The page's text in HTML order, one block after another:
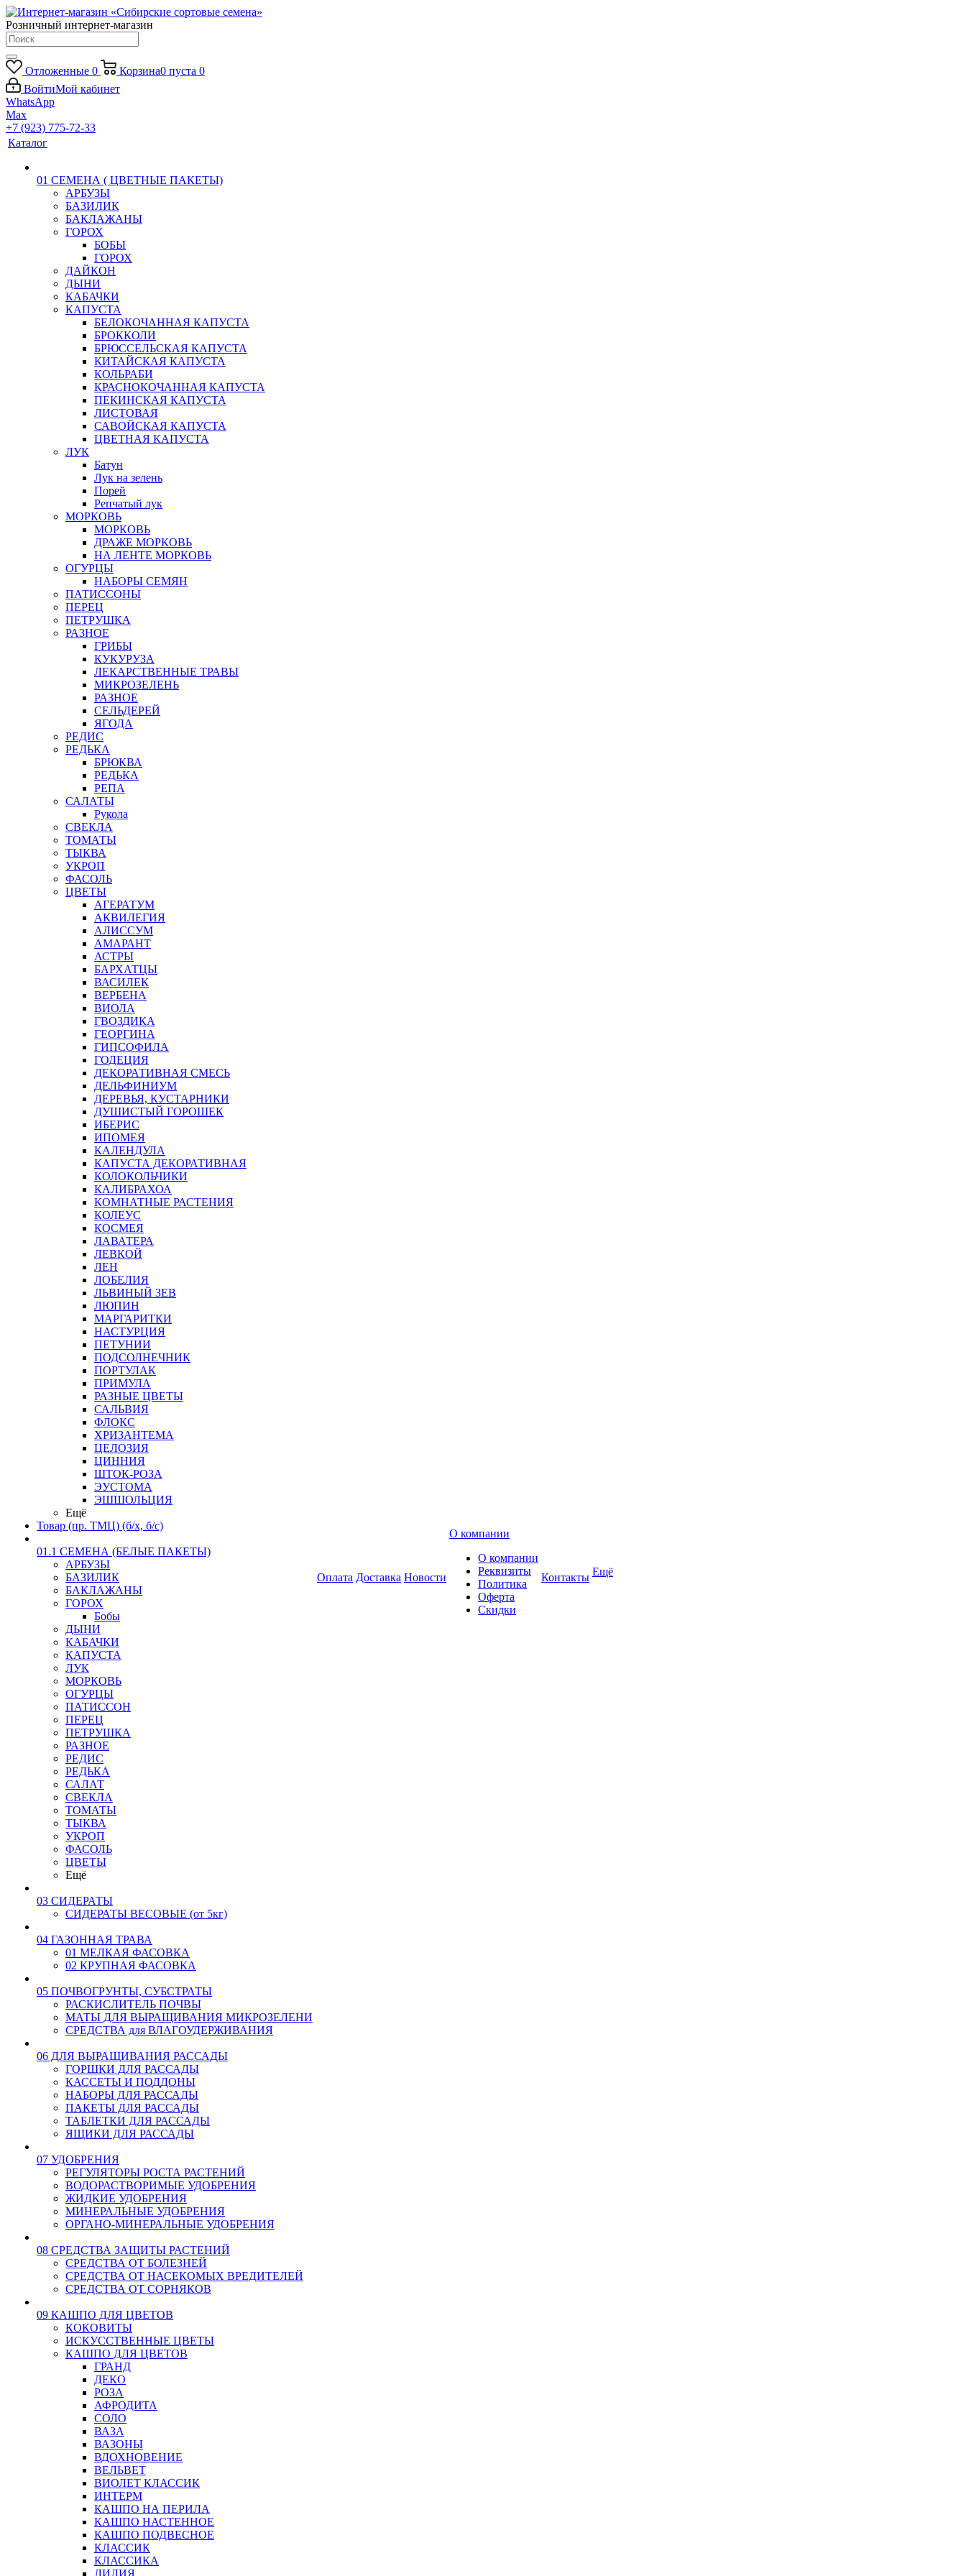
Розничный интернет-магазин
Отложенные 0 Корзина0 пуста 0
ВойтиМой кабинет
WhatsApp
Max
+7 (923) 775-72-33
Каталог
01 СЕМЕНА ( ЦВЕТНЫЕ ПАКЕТЫ)
АРБУЗЫ
БАЗИЛИК
БАКЛАЖАНЫ
ГОРОХ
БОБЫ
ГОРОХ
ДАЙКОН
ДЫНИ
КАБАЧКИ
КАПУСТА
БЕЛОКОЧАННАЯ КАПУСТА
БРОККОЛИ
БРЮССЕЛЬСКАЯ КАПУСТА
КИТАЙСКАЯ КАПУСТА
КОЛЬРАБИ
КРАСНОКОЧАННАЯ КАПУСТА
ПЕКИНСКАЯ КАПУСТА
ЛИСТОВАЯ
САВОЙСКАЯ КАПУСТА
ЦВЕТНАЯ КАПУСТА
ЛУК
Батун
Лук на зелень
Порей
Репчатый лук
МОРКОВЬ
МОРКОВЬ
ДРАЖЕ МОРКОВЬ
НА ЛЕНТЕ МОРКОВЬ
ОГУРЦЫ
НАБОРЫ СЕМЯН
ПАТИССОНЫ
ПЕРЕЦ
ПЕТРУШКА
РАЗНОЕ
ГРИБЫ
КУКУРУЗА
ЛЕКАРСТВЕННЫЕ ТРАВЫ
МИКРОЗЕЛЕНЬ
РАЗНОЕ
СЕЛЬДЕРЕЙ
ЯГОДА
РЕДИС
РЕДЬКА
БРЮКВА
РЕДЬКА
РЕПА
САЛАТЫ
Рукола
СВЕКЛА
ТОМАТЫ
ТЫКВА
УКРОП
ФАСОЛЬ
ЦВЕТЫ
АГЕРАТУМ
АКВИЛЕГИЯ
АЛИССУМ
АМАРАНТ
АСТРЫ
БАРХАТЦЫ
ВАСИЛЕК
ВЕРБЕНА
ВИОЛА
ГВОЗДИКА
ГЕОРГИНА
ГИПСОФИЛА
ГОДЕЦИЯ
ДЕКОРАТИВНАЯ СМЕСЬ
ДЕЛЬФИНИУМ
ДЕРЕВЬЯ, КУСТАРНИКИ
ДУШИСТЫЙ ГОРОШЕК
ИБЕРИС
ИПОМЕЯ
КАЛЕНДУЛА
КАПУСТА ДЕКОРАТИВНАЯ
КОЛОКОЛЬЧИКИ
КАЛИБРАХОА
КОМНАТНЫЕ РАСТЕНИЯ
КОЛЕУС
КОСМЕЯ
ЛАВАТЕРА
ЛЕВКОЙ
ЛЕН
ЛОБЕЛИЯ
ЛЬВИНЫЙ ЗЕВ
ЛЮПИН
МАРГАРИТКИ
НАСТУРЦИЯ
ПЕТУНИИ
ПОДСОЛНЕЧНИК
ПОРТУЛАК
ПРИМУЛА
РАЗНЫЕ ЦВЕТЫ
САЛЬВИЯ
ФЛОКС
ХРИЗАНТЕМА
ЦЕЛОЗИЯ
ЦИННИЯ
ШТОК-РОЗА
ЭУСТОМА
ЭШШОЛЬЦИЯ
Ещё
Товар (пр. ТМЦ) (б/х, б/с)
01.1 СЕМЕНА (БЕЛЫЕ ПАКЕТЫ)
АРБУЗЫ
БАЗИЛИК
БАКЛАЖАНЫ
ГОРОХ
Бобы
ДЫНИ
КАБАЧКИ
КАПУСТА
ЛУК
МОРКОВЬ
ОГУРЦЫ
ПАТИССОН
ПЕРЕЦ
ПЕТРУШКА
РАЗНОЕ
РЕДИС
РЕДЬКА
САЛАТ
СВЕКЛА
ТОМАТЫ
ТЫКВА
УКРОП
ФАСОЛЬ
ЦВЕТЫ
Ещё
03 СИДЕРАТЫ
СИДЕРАТЫ ВЕСОВЫЕ (от 5кг)
04 ГАЗОННАЯ ТРАВА
01 МЕЛКАЯ ФАСОВКА
02 КРУПНАЯ ФАСОВКА
05 ПОЧВОГРУНТЫ, СУБСТРАТЫ
РАСКИСЛИТЕЛЬ ПОЧВЫ
МАТЫ ДЛЯ ВЫРАЩИВАНИЯ МИКРОЗЕЛЕНИ
СРЕДСТВА для ВЛАГОУДЕРЖИВАНИЯ
06 ДЛЯ ВЫРАЩИВАНИЯ РАССАДЫ
ГОРШКИ ДЛЯ РАССАДЫ
КАССЕТЫ И ПОДДОНЫ
НАБОРЫ ДЛЯ РАССАДЫ
ПАКЕТЫ ДЛЯ РАССАДЫ
ТАБЛЕТКИ ДЛЯ РАССАДЫ
ЯЩИКИ ДЛЯ РАССАДЫ
07 УДОБРЕНИЯ
РЕГУЛЯТОРЫ РОСТА РАСТЕНИЙ
ВОДОРАСТВОРИМЫЕ УДОБРЕНИЯ
ЖИДКИЕ УДОБРЕНИЯ
МИНЕРАЛЬНЫЕ УДОБРЕНИЯ
ОРГАНО-МИНЕРАЛЬНЫЕ УДОБРЕНИЯ
08 СРЕДСТВА ЗАЩИТЫ РАСТЕНИЙ
СРЕДСТВА ОТ БОЛЕЗНЕЙ
СРЕДСТВА ОТ НАСЕКОМЫХ ВРЕДИТЕЛЕЙ
СРЕДСТВА ОТ СОРНЯКОВ
09 КАШПО ДЛЯ ЦВЕТОВ
КОКОВИТЫ
ИСКУССТВЕННЫЕ ЦВЕТЫ
КАШПО ДЛЯ ЦВЕТОВ
ГРАНД
ДЕКО
РОЗА
АФРОДИТА
СОЛО
ВАЗА
ВАЗОНЫ
ВДОХНОВЕНИЕ
ВЕЛЬВЕТ
ВИОЛЕТ КЛАССИК
ИНТЕРМ
КАШПО НА ПЕРИЛА
КАШПО НАСТЕННОЕ
КАШПО ПОДВЕСНОЕ
КЛАССИК
КЛАССИКА
ЛИЛИЯ
Оплата Доставка Новости
О компании
О компании
Реквизиты
Политика
Оферта
Скидки
Контакты Ещё